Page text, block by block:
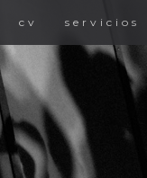
cv servicios